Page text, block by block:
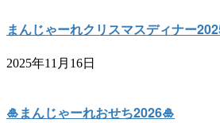
まんじゃーれクリスマスディナー
2025年11月16日
🎍まんじゃーれおせち2026🎍